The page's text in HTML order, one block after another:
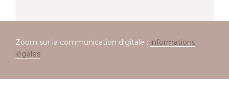
Zoom sur la communication digitale : informations
légales